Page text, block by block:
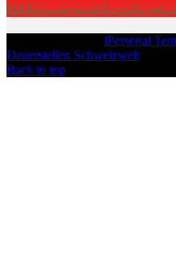
454 Bewertungen auf
iPersonal
Dauerstellen Schweizweit
Back to top